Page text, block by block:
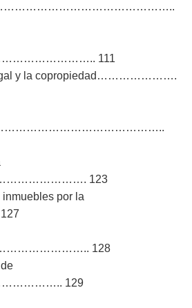
111
y la copropiedad………………….
123
por la
128
129